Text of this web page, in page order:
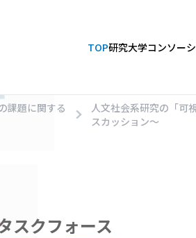
TOP研究大学コンソー
課題に関する
人文社会系研究の「可
スカッション～
スクフォース